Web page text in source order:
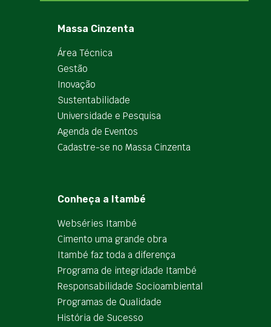
Massa Cinzenta
Área Técnica
Gestão
Inovação
Sustentabilidade
Universidade e Pesquisa
Agenda de Eventos
Cadastre-se no Massa Cinzenta
Conheça a Itambé
Webséries Itambé
Cimento uma grande obra
Itambé faz toda a diferença
Programa de integridade Itambé
Responsabilidade Socioambiental
Programas de Qualidade
História de Sucesso